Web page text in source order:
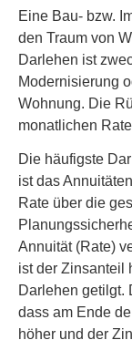
Eine Bau- bzw.
den Traum von
Darlehen ist
Modernisierung
Wohnung. Die
monatlichen
Die häufigste
ist das
Rate über die
Annuität (Rate)
ist der Zinsanteil
Darlehen getilgt.
dass am Ende
höher und der